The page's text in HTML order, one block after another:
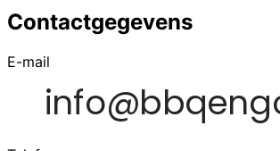
Contactgegevens
E-mail